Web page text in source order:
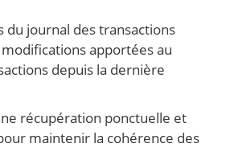
du journal des transactions
apportées au
depuis la dernière
récupération ponctuelle et
maintenir la cohérence des